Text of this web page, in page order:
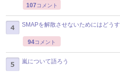
107 コメント
SMAPを解散させないためにはどう
94コメント
嵐について語ろう